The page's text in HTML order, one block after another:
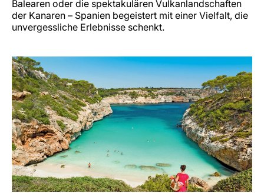
Balearen oder die spektakulären Vulkanlandschaften
der Kanaren – Spanien begeistert mit einer Vielfalt, die
unvergessliche Erlebnisse schenkt.